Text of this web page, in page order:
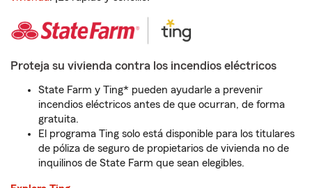
Proteja su vivienda contra los incendios eléctricos
State Farm y Ting* pueden ayudarle a prevenir
incendios eléctricos antes de que ocurran, de forma
gratuita.
El programa Ting solo está disponible para los titulares
de póliza de seguro de propietarios de vivienda no de
inquilinos de State Farm que sean elegibles.